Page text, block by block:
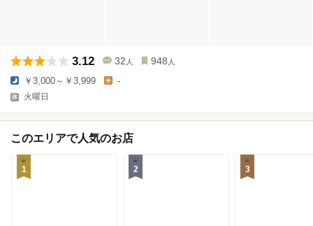
3.12 32 人 948 人
￥3,000～￥3,999 -
火曜日
このエリアで人気のお店
1 2 3